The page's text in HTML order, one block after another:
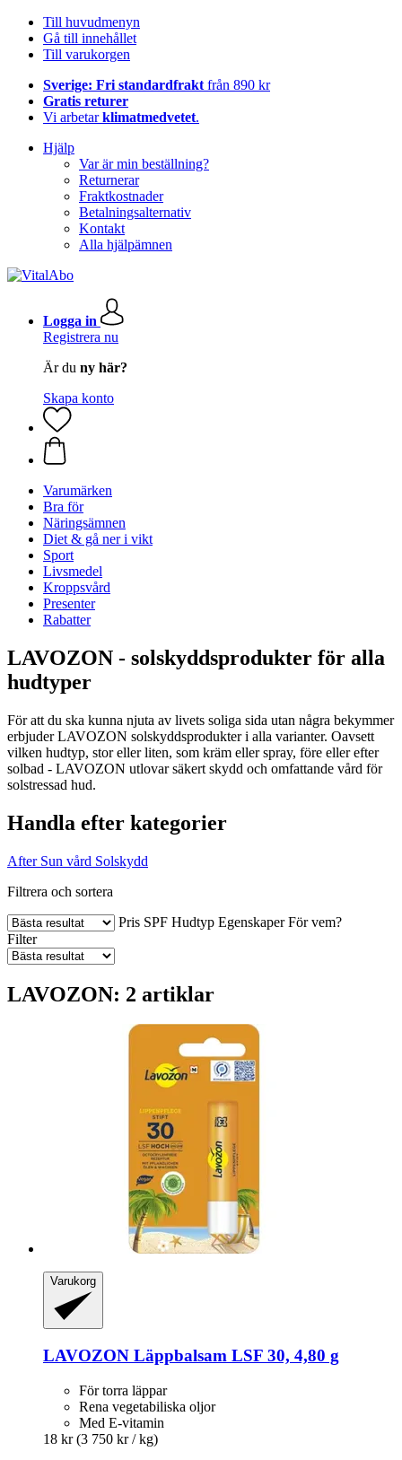
Till huvudmenyn
Gå till innehållet
Till varukorgen
Sverige: Fri standardfrakt från 890 kr
Gratis returer
Vi arbetarklimatmedvetet.
Hjälp
Var är min beställning?
Returnerar
Fraktkostnader
Betalningsalternativ
Kontakt
Alla hjälpämnen
Logga in
Registrera nu
Är du ny här?
Skapa konto
Varumärken
Bra för
Näringsämnen
Diet & gå ner i vikt
Sport
Livsmedel
Kroppsvård
Presenter
Rabatter
LAVOZON - solskyddsprodukter för alla
hudtyper
För att du ska kunna njuta av livets soliga sida utan några bekymmer
erbjuder LAVOZON solskyddsprodukter i alla varianter. Oavsett
vilken hudtyp, stor eller liten, som kräm eller spray, före eller efter
solbad - LAVOZON utlovar säkert skydd och omfattande vård för
solstressad hud.
Handla efter kategorier
After Sun vård Solskydd
Filtrera och sortera
Pris SPF Hudtyp Egenskaper För vem?
Filter
LAVOZON: 2 artiklar
Varukorg
LAVOZON Läppbalsam LSF 30, 4,80 g
För torra läppar
Rena vegetabiliska oljor
Med E-vitamin
18 kr (3 750 kr / kg)